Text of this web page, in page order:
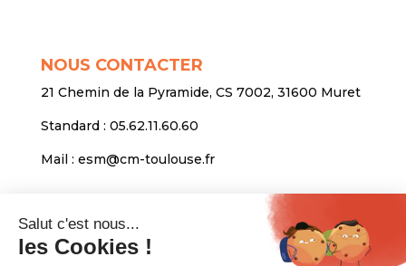
NOUS CONTACTER
21 Chemin de la Pyramide, CS 7002, 31600 Muret
Standard : 05.62.11.60.60
Mail : esm@cm-toulouse.fr
INFORMATIONS
Mentions légales